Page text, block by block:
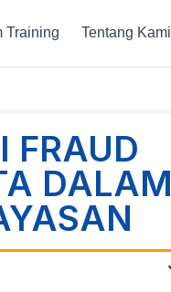
Training Tentang Kami
FRAUD
DALAM